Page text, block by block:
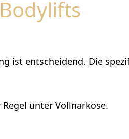
ist entscheidend. Die
unter Vollnarkose.